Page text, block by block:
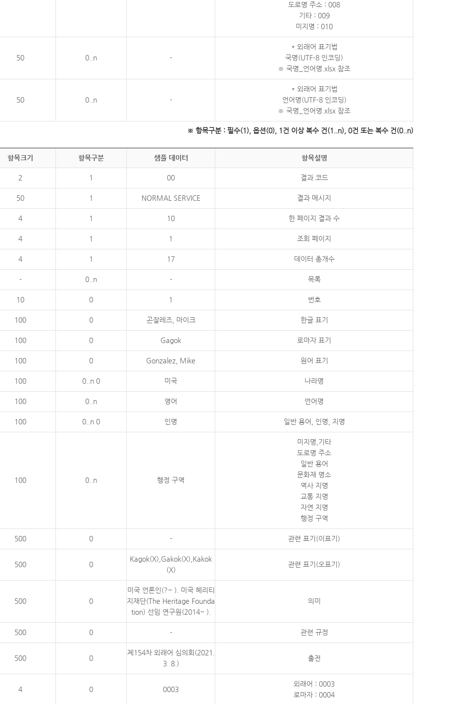
도로명 주소 : 008
기타 : 009
미지명 : 010
50 0..n -
* 외래어 표기법
국명(UTF-8 인코딩)
※ 국명_언어명.xlsx 참조
50 0..n -
* 외래어 표기법
언어명(UTF-8 인코딩)
※ 국명_언어명.xlsx 참조
※ 항목구분 : 필수(1), 옵션(0), 1건 이상 복수 건(1..n), 0건 또는 복수 건(0..n)
항목크기 항목구분 샘플 데이터 항목설명
2 1 00 결과 코드
50 1 NORMAL SERVICE 결과 메시지
4 1 10 한 페이지 결과 수
4 1 1 조회 페이지
4 1 17 데이터 총개수
- 0..n - 목록
10 0 1 번호
100 0 곤잘레즈, 마이크 한글 표기
100 0 Gagok 로마자 표기
100 0 Gonzalez, Mike 원어 표기
100 0..n 0 미국 나라명
100 0..n 영어 언어명
100 0..n 0 인명 일반 용어, 인명, 지명
100 0..n 행정 구역
미지명,기타
도로명 주소
일반 용어
문화재 명소
역사 지명
교통 지명
자연 지명
행정 구역
500 0 - 관련 표기(이표기)
500 0
Kagok(X),Gakok(X),Kakok
(X)
관련 표기(오표기)
500 0
미국 언론인(?~ ). 미국 헤리티
지재단(The Heritage Founda
tion) 선임 연구원(2014~ ).
의미
500 0 - 관련 규정
500 0
제154차 외래어 심의회(2021.
3. 8.)
출전
4 0 0003
외래어 : 0003
로마자 : 0004